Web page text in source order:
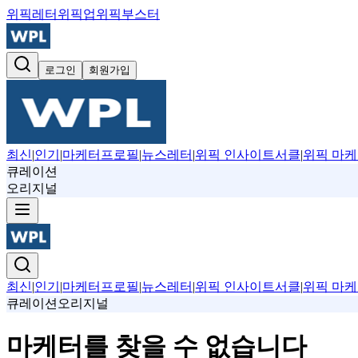
위픽레터 위픽업위픽부스터
로그인 회원가입
최신|인기 |마케터프로필|뉴스레터 |위픽 인사이트서클|위픽 마케
큐레이션
오리지널
최신|인기 |마케터프로필|뉴스레터 |위픽 인사이트서클|위픽 마케
큐레이션 오리지널
마케터를 찾을 수 없습니다